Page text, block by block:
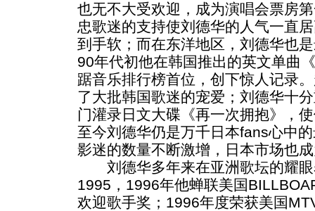
也无不大受欢迎，成为演唱会票房
忠歌迷的支持使刘德华的人气一直
到手软；而在东洋地区，刘德华也
90年代初他在韩国推出的英文单曲
踞音乐排行榜首位，创下惊人记录
了大批韩国歌迷的宠爱；刘德华十
门灌录日文大碟《再一次拥抱》，
至今刘德华仍是万千日本fans心中
影迷的数量不断激增，日本市场也
刘德华多年来在亚洲歌坛的耀眼
1995，1996年他蝉联美国
欢迎歌手奖；1996年度荣获美国